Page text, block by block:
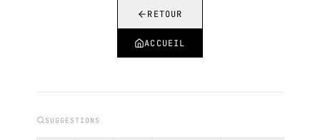
RETOUR
ACCUEIL
SUGGESTIONS